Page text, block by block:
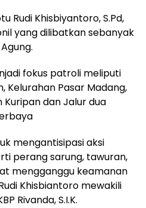
Rudi Khisbiyantoro, S.Pd,
yang dilibatkan sebanyak
fokus patroli meliputi
Kelurahan Pasar Madang,
Kuripan dan Jalur dua
mengantisipasi aksi
perang sarung, tawuran,
mengganggu keamanan
Khisbiantoro mewakili
Rivanda, S.I.K.